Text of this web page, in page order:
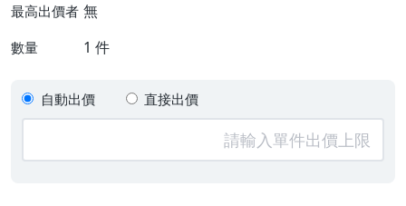
最高出價者 無
數量 1 件
自動出價 直接出價